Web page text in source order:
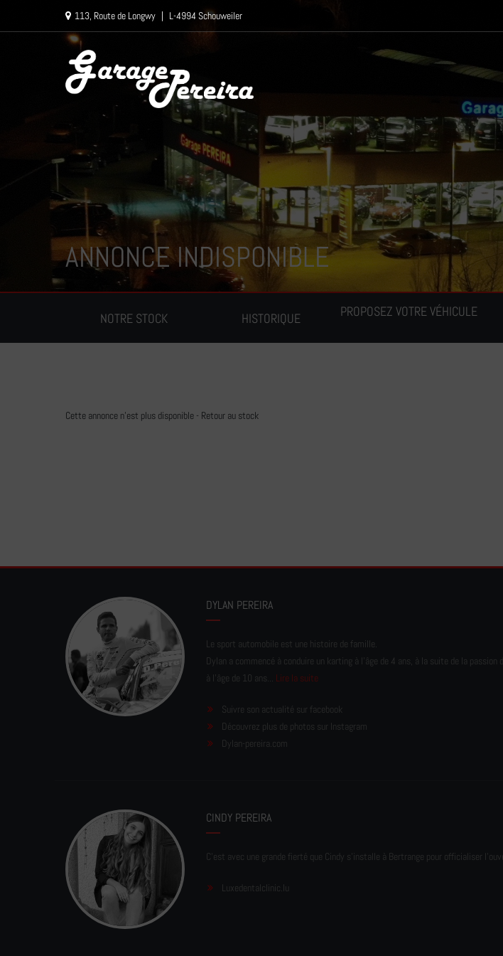
113, Route de Longwy | L-4994 Schouweiler
NOTRE STOCK HISTORIQUE PROPOSEZ VOTRE VÉHICULE
ANNONCE INDISPONIBLE
Cette annonce n'est plus disponible - Retour au stock
DYLAN PEREIRA
Le sport automobile est une histoire de famille.
Dylan a commencé à conduire un karting à l’âge de 4 ans, à la suite de la
à l'âge de 10 ans... Lire la suite
Suivre son actualité sur facebook
Découvrez plus de photos sur Instagram
Dylan-pereira.com
CINDY PEREIRA
C'est avec une grande fierté que Cindy s'installe à Bertrange pour officialiser
Luxedentalclinic.lu